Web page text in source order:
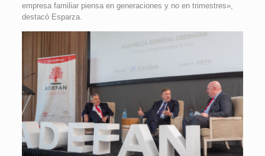
empresa familiar piensa en generaciones y no en trimestres»,
destacó Esparza.